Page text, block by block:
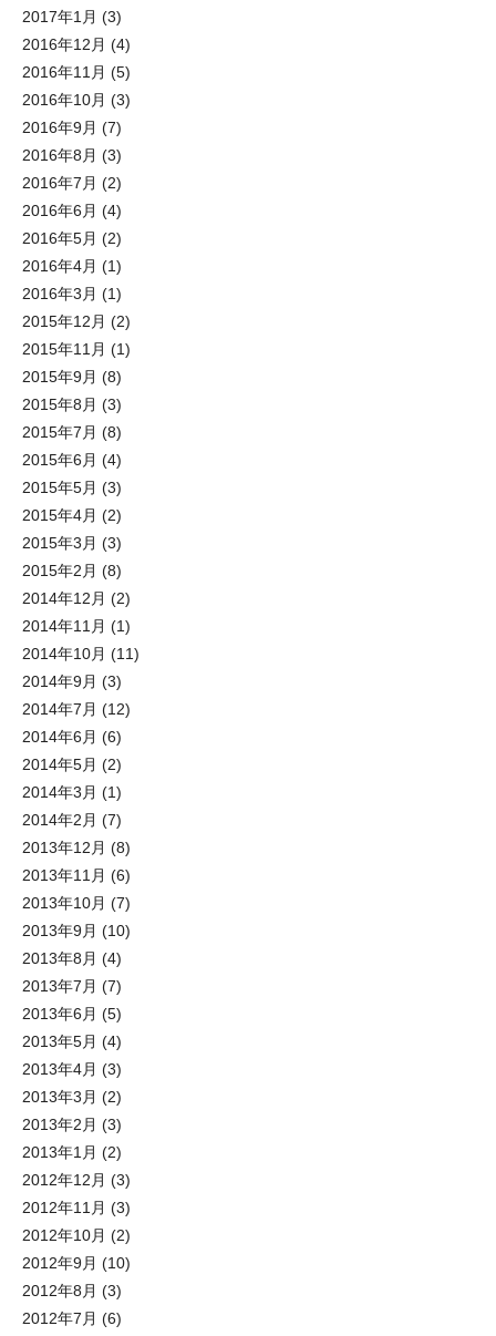
2017年1月 (3)
2016年12月 (4)
2016年11月 (5)
2016年10月 (3)
2016年9月 (7)
2016年8月 (3)
2016年7月 (2)
2016年6月 (4)
2016年5月 (2)
2016年4月 (1)
2016年3月 (1)
2015年12月 (2)
2015年11月 (1)
2015年9月 (8)
2015年8月 (3)
2015年7月 (8)
2015年6月 (4)
2015年5月 (3)
2015年4月 (2)
2015年3月 (3)
2015年2月 (8)
2014年12月 (2)
2014年11月 (1)
2014年10月 (11)
2014年9月 (3)
2014年7月 (12)
2014年6月 (6)
2014年5月 (2)
2014年3月 (1)
2014年2月 (7)
2013年12月 (8)
2013年11月 (6)
2013年10月 (7)
2013年9月 (10)
2013年8月 (4)
2013年7月 (7)
2013年6月 (5)
2013年5月 (4)
2013年4月 (3)
2013年3月 (2)
2013年2月 (3)
2013年1月 (2)
2012年12月 (3)
2012年11月 (3)
2012年10月 (2)
2012年9月 (10)
2012年8月 (3)
2012年7月 (6)